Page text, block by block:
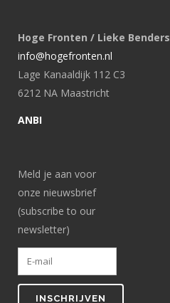
Hoge Fronten / Lieke Benders
info@hogefronten.nl
Lage Kanaaldijk 112 C3
6212 NA Maastricht
ANBI
Meld je aan voor
onze nieuwsbrief
(subscribe to our
newsletter)